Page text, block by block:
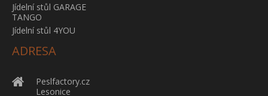
Jídelní stůl GARAGE
TANGO
Jídelní stůl 4YOU
ADRESA
Peslfactory.cz
Lesonice